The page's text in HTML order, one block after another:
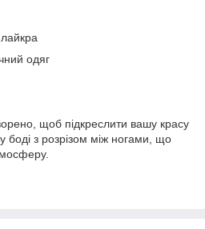
одяг
щоб підкреслити вашу красу
боді з розрізом між ногами, що